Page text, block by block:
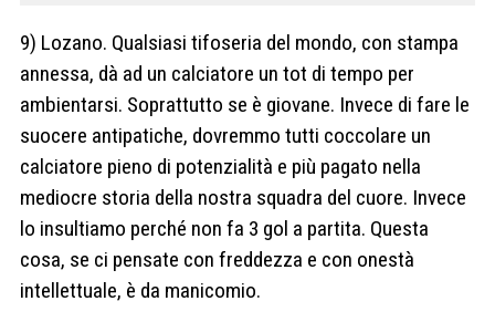
9) Lozano. Qualsiasi tifoseria del mondo, con stampa
annessa, dà ad un calciatore un tot di tempo per
ambientarsi. Soprattutto se è giovane. Invece di fare le
suocere antipatiche, dovremmo tutti coccolare un
calciatore pieno di potenzialità e più pagato nella
mediocre storia della nostra squadra del cuore. Invece
lo insultiamo perché non fa 3 gol a partita. Questa
cosa, se ci pensate con freddezza e con onestà
intellettuale, è da manicomio.